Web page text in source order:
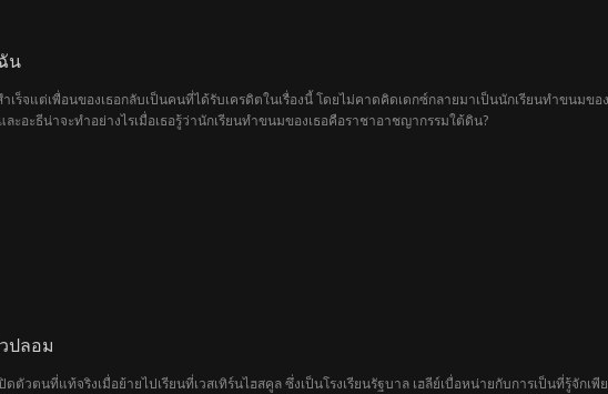
น
ร็จแต่เพื่อนของเธอกลับเป็นคนที่ได้รับเครดิตในเรื่องนี้ โดยไม่คาดคิดเดกซ์กลายมาเป็นนักเรียนทำขนมขอ
ะอะธีน่าจะทำอย่างไรเมื่อเธอรู้ว่านักเรียนทำขนมของเธอคือราชาอาชญากรรมใต้ดิน?
ปลอม
วตนที่แท้จริงเมื่อย้ายไปเรียนที่เวสเทิร์นไฮสคูล ซึ่งเป็นโรงเรียนรัฐบาล เฮลีย์เบื่อหน่ายกับการเป็นที่รู้จักเพี